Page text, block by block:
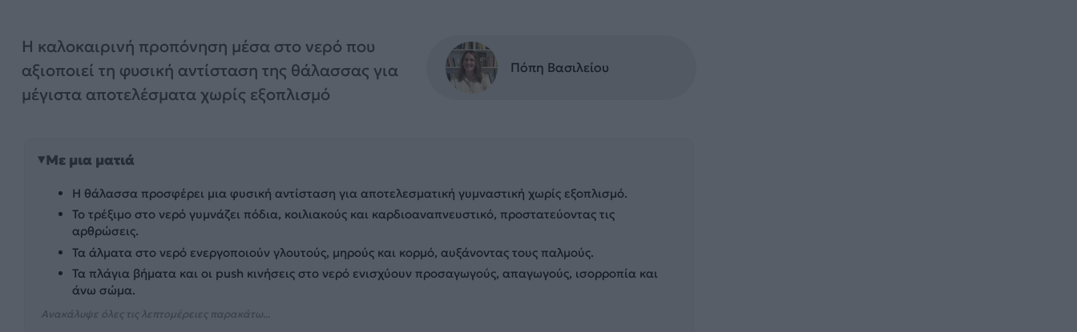
Η καλοκαιρινή προπόνηση μέσα στο νερό που
αξιοποιεί τη φυσική αντίσταση της θάλασσας για
μέγιστα αποτελέσματα χωρίς εξοπλισμό
Πόπη Βασιλείου
Με μια ματιά
Η θάλασσα προσφέρει μια φυσική αντίσταση για αποτελεσματική γυμναστική χωρίς εξοπλισμό.
Το τρέξιμο στο νερό γυμνάζει πόδια, κοιλιακούς και καρδιοαναπνευστικό, προστατεύοντας τις
αρθρώσεις.
Τα άλματα στο νερό ενεργοποιούν γλουτούς, μηρούς και κορμό, αυξάνοντας τους παλμούς.
Τα πλάγια βήματα και οι push κινήσεις στο νερό ενισχύουν προσαγωγούς, απαγωγούς, ισορροπία και
άνω σώμα.
Ανακάλυψε όλες τις λεπτομέρειες παρακάτω...